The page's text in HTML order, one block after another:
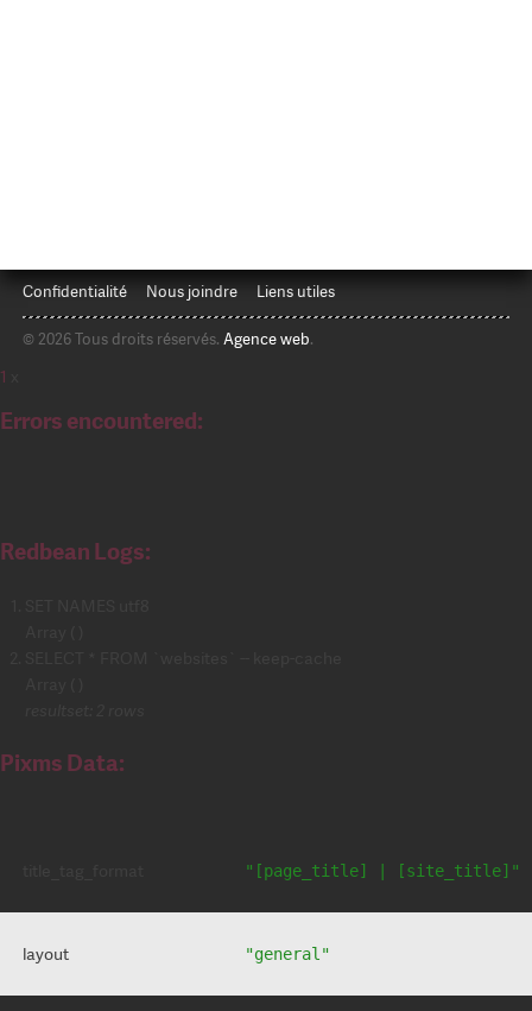
Confidentialité Nous joindre Liens utiles
© 2026 Tous droits réservés. Agence web.
1
Errors encountered:
Redbean Logs:
Pixms Data:
"[page_title] | [site_title]"
layout "general"